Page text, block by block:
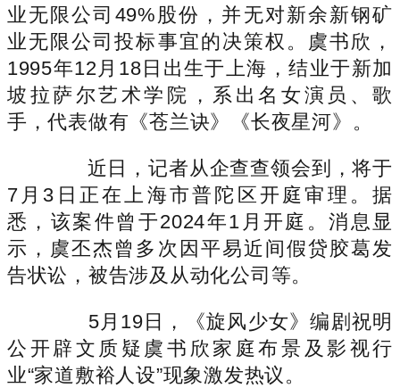
业无限公司49%股份，并无对新余新钢矿
业无限公司投标事宜的决策权。虞书欣，
1995年12月18日出生于上海，结业于新加
坡拉萨尔艺术学院，系出名女演员、歌
手，代表做有《苍兰诀》《长夜星河》。
近日，记者从企查查领会到，将于
7月3日正在上海市普陀区开庭审理。据
悉，该案件曾于2024年1月开庭。消息显
示，虞丕杰曾多次因平易近间假贷胶葛发
告状讼，被告涉及从动化公司等。
5月19日，《旋风少女》编剧祝明
公开辟文质疑虞书欣家庭布景及影视行
业“家道敷裕人设”现象激发热议。